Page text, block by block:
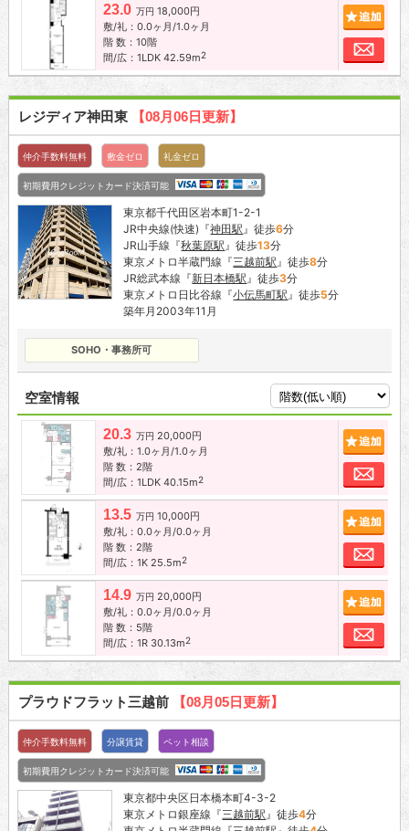
23.0 万円 18,000円
敷/礼：0.0ヶ月/1.0ヶ月
階 数：10階
間/広：1LDK 42.59m2
追加
お
レジディア神田東 【08月06日更新】
仲介手数料無料 敷金ゼロ 礼金ゼロ
初期費用クレジットカード決済可能
東京都千代田区岩本町1-2-1
JR中央線(快速)『神田駅 』徒歩6分
JR山手線『秋葉原駅 』徒歩13分
東京メトロ半蔵門線『三越前駅 』徒歩8分
JR総武本線『新日本橋駅 』徒歩3分
東京メトロ日比谷線『小伝馬町駅 』徒歩5分
築年月2003年11月
SOHO・事務所可
空室情報
20.3 万円 20,000円
敷/礼：1.0ヶ月/1.0ヶ月
階 数：2階
間/広：1LDK 40.15m2
お
13.5 万円 10,000円
敷/礼：0.0ヶ月/0.0ヶ月
階 数：2階
間/広：1K 25.5m2
お
14.9 万円 20,000円
敷/礼：0.0ヶ月/0.0ヶ月
階 数：5階
間/広：1R 30.13m2
お
プラウドフラット三越前 【08月05日更新】
仲介手数料無料 分譲賃貸 ペット相談
初期費用クレジットカード決済可能
東京都中央区日本橋本町4-3-2
東京メトロ銀座線『三越前駅 』徒歩4分